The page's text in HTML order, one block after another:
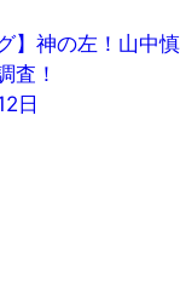
】神の左！山中
査！
日